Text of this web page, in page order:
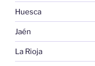
Huesca
Jaén
La Rioja